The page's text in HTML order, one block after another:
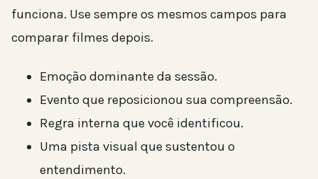
funciona. Use sempre os mesmos campos para
comparar filmes depois.
Emoção dominante da sessão.
Evento que reposicionou sua compreensão.
Regra interna que você identificou.
Uma pista visual que sustentou o
entendimento.